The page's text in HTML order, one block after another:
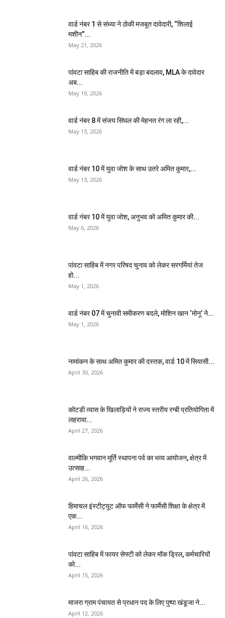
वार्ड नंबर 1 से संध्या ने ठोकी मजबूत दावेदारी, “शिलाई
मशीन”...
May 21, 2026
पांवटा साहिब की राजनीति में बड़ा बदलाव, MLA के दावेदार
अब...
May 19, 2026
वार्ड नंबर 8 में संजय सिंघल की मेहनत रंग ला रही,...
May 13, 2026
वार्ड नंबर 10 में युवा जोश के साथ उतरे अमित कुमार,...
May 13, 2026
वार्ड नंबर 10 में युवा जोश, अनुभव को अमित कुमार की...
May 6, 2026
पांवटा साहिब में नगर परिषद चुनाव को लेकर सरगर्मियां तेज
हो...
May 1, 2026
वार्ड नंबर 07 में चुनावी समीकरण बदले, मोशिन खान ‘मोनू’ ने...
May 1, 2026
नामांकन के साथ अमित कुमार की दस्तक, वार्ड 10 में सियासी...
April 30, 2026
कोटडी व्यास के खिलाड़ियों ने राज्य स्तरीय रग्बी प्रतियोगिता में
लहराया...
April 27, 2026
वाल्मीकि भगवान मूर्ति स्थापना पर्व का भव्य आयोजन, क्षेत्र में
उत्साह...
April 26, 2026
हिमाचल इंस्टीट्यूट ऑफ फार्मेसी ने फार्मेसी शिक्षा के क्षेत्र में
एक...
April 16, 2026
पांवटा साहिब में फायर सेफ्टी को लेकर मॉक ड्रिल, कर्मचारियों
को...
April 15, 2026
माजरा ग्राम पंचायत से प्रधान पद के लिए पुष्पा खंडूजा ने...
April 12, 2026